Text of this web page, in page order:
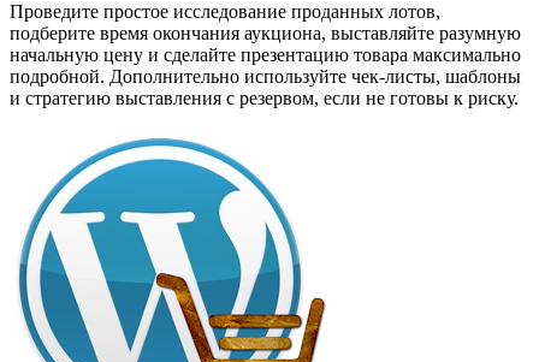
Проведите простое исследование проданных лотов,
подберите время окончания аукциона, выставляйте разумную
начальную цену и сделайте презентацию товара максимально
подробной. Дополнительно используйте чек-листы, шаблоны
и стратегию выставления с резервом, если не готовы к риску.